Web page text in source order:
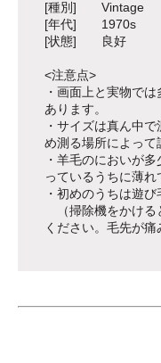
[種別] Vintage
[年代] 1970s
[状態] 良好
<注意点>
・画面上と実物で
あります。
・サイズは真ん中
め測る場所によって
・羊毛のにおいが
っているうちに薄れ
・初めのうちは遊
（掃除機をかける
ください。毛先が痛